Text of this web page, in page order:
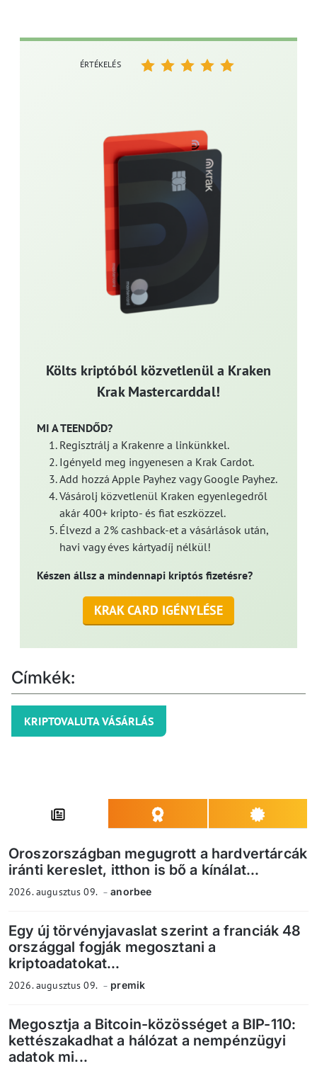
Költs kriptóból közvetlenül a Kraken
Krak Mastercarddal!
MI A TEENDŐD?
Regisztrálj a Krakenre a linkünkkel.
Igényeld meg ingyenesen a Krak Cardot.
Add hozzá Apple Payhez vagy Google Payhez.
Vásárolj közvetlenül Kraken egyenlegedről
akár 400+ kripto- és fiat eszközzel.
Élvezd a 2% cashback-et a vásárlások után,
havi vagy éves kártyadíj nélkül!
Készen állsz a mindennapi kriptós fizetésre?
KRAK CARD IGÉNYLÉSE
ÉRTÉKELÉS
Címkék:
KRIPTOVALUTA VÁSÁRLÁS
Oroszországban megugrott a hardvertárcák
iránti kereslet, itthon is bő a kínálat...
2026. augusztus 09. anorbee
Egy új törvényjavaslat szerint a franciák 48
országgal fogják megosztani a
kriptoadatokat...
2026. augusztus 09. premik
Megosztja a Bitcoin-közösséget a BIP-110:
kettészakadhat a hálózat a nempénzügyi
adatok mi...